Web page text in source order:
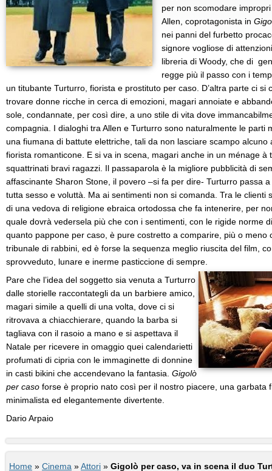
per non scomodare
Allen, coprotagonista in
nei panni del furbetto
signore vogliose di
libreria di Woody, che di
regge più il passo con i
un titubante Turturro, fiorista e prostituto per caso. D’altra parte ci si
trovare donne ricche in cerca di emozioni, magari annoiate e
sole, condannate, per così dire, a uno stile di vita dove
compagnia. I dialoghi tra Allen e Turturro sono naturalmente le parti
una fiumana di battute elettriche, tali da non lasciare scampo
fiorista romanticone. E si va in scena, magari anche in un ménage
squattrinati bravi ragazzi. Il passaparola è la migliore pubblicità di
affascinante Sharon Stone, il povero –si fa per dire- Turturro passa
tutta sesso e voluttà. Ma ai sentimenti non si comanda. Tra le clienti
di una vedova di religione ebraica ortodossa che fa intenerire, per
quale dovrà vedersela più che con i sentimenti, con le rigide norme
quanto pappone per caso, è pure costretto a comparire, più o meno
tribunale di rabbini, ed è forse la sequenza meglio riuscita del film,
sprovveduto, lunare e inerme pasticcione di sempre.
Pare che l’idea del soggetto sia venuta a Turturro
dalle storielle raccontategli da un barbiere amico,
magari simile a quelli di una volta, dove ci si
ritrovava a chiacchierare, quando la barba si
tagliava con il rasoio a mano e si aspettava il
Natale per ricevere in omaggio quei calendarietti
profumati di cipria con le immaginette di donnine
in casti bikini che accendevano la fantasia. Gigolò
per caso forse è proprio nato così per il nostro piacere, una garbata
minimalista ed elegantemente divertente.
Dario Arpaio
Home » Cinema »Attori » Gigolò per caso, va in scena il duo